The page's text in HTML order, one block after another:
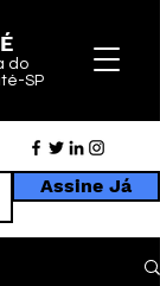
do
SP
Assine Já